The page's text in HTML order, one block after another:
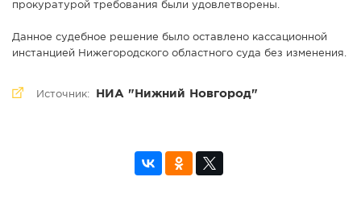
прокуратурой требования были удовлетворены.
Данное судебное решение было оставлено кассационной
инстанцией Нижегородского областного суда без изменения.
Источник: НИА "Нижний Новгород"